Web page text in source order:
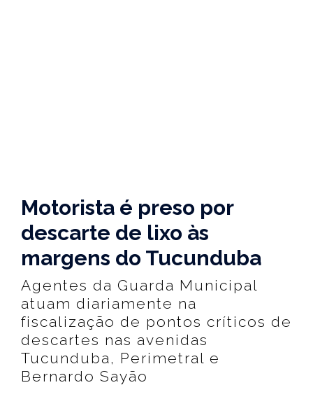
Motorista é preso por
descarte de lixo às
margens do Tucunduba
Agentes da Guarda Municipal
atuam diariamente na
fiscalização de pontos críticos de
descartes nas avenidas
Tucunduba, Perimetral e
Bernardo Sayão